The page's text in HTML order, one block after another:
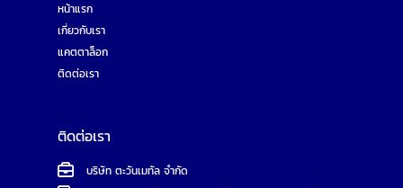
หน้าแรก
เกี่ยวกับเรา
แคตตาล็อก
ติดต่อเรา
ติดต่อเรา
บริษัท ตะวันเมทัล จำกัด